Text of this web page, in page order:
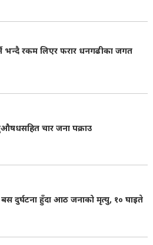
भन्दै रकम लिएर फरार धनगढीका जगत
चार जना पक्राउ
बस दुर्घटना हुँदा आठ जनाको मृत्यु, १० घाइते